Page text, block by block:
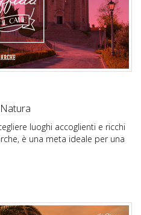
Natura
luoghi accoglienti e ricchi
è una meta ideale per una